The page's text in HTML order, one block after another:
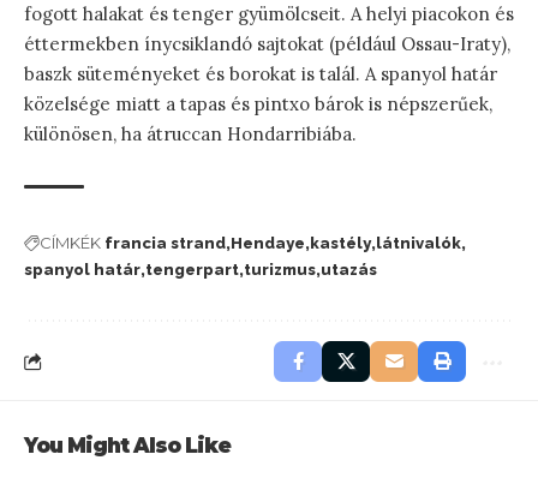
fogott halakat és tenger gyümölcseit. A helyi piacokon és
éttermekben ínycsiklandó sajtokat (például Ossau-Iraty),
baszk süteményeket és borokat is talál. A spanyol határ
közelsége miatt a tapas és pintxo bárok is népszerűek,
különösen, ha átruccan Hondarribiába.
CÍMKÉK francia strand Hendaye kastély látnivalók
spanyol határ tengerpart turizmus utazás
You Might Also Like